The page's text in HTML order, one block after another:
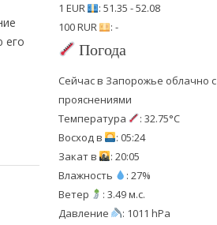
его
1 EUR
: 51.35 - 52.08
100 RUR
: -
Погода
Сейчас в Запорожье облачно с
прояснениями
Температура
: 32.75°C
Восход в
: 05:24
Закат в
: 20:05
Влажность
: 27%
Ветер
: 3.49 м.с.
Давление
: 1011 hPa